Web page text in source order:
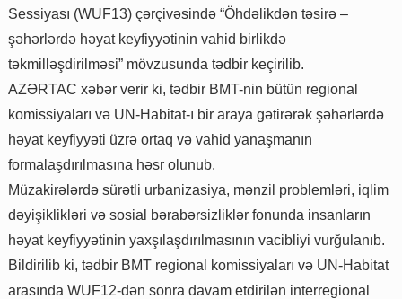
Sessiyası (WUF13) çərçivəsində “Öhdəlikdən təsirə –
şəhərlərdə həyat keyfiyyətinin vahid birlikdə
təkmilləşdirilməsi” mövzusunda tədbir keçirilib.
AZƏRTAC xəbər verir ki, tədbir BMT-nin bütün regional
komissiyaları və UN-Habitat-ı bir araya gətirərək şəhərlərdə
həyat keyfiyyəti üzrə ortaq və vahid yanaşmanın
formalaşdırılmasına həsr olunub.
Müzakirələrdə sürətli urbanizasiya, mənzil problemləri, iqlim
dəyişiklikləri və sosial bərabərsizliklər fonunda insanların
həyat keyfiyyətinin yaxşılaşdırılmasının vacibliyi vurğulanıb.
Bildirilib ki, tədbir BMT regional komissiyaları və UN-Habitat
arasında WUF12-dən sonra davam etdirilən interregional